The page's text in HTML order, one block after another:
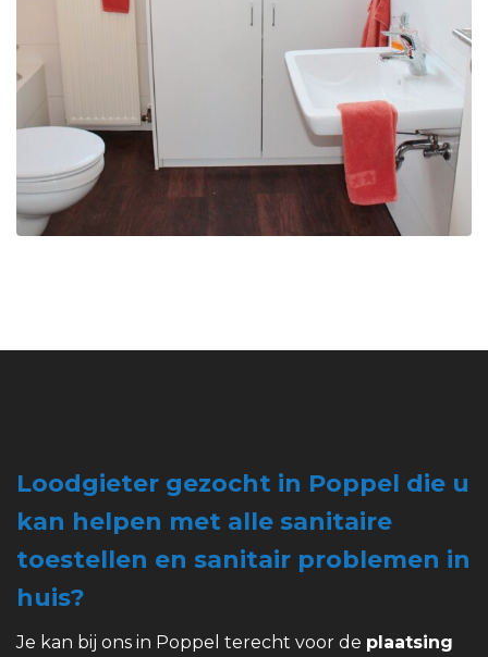
Loodgieter gezocht in Poppel die u
kan helpen met alle sanitaire
toestellen en sanitair problemen in
huis?
Je kan bij ons in Poppel terecht voor de plaatsing